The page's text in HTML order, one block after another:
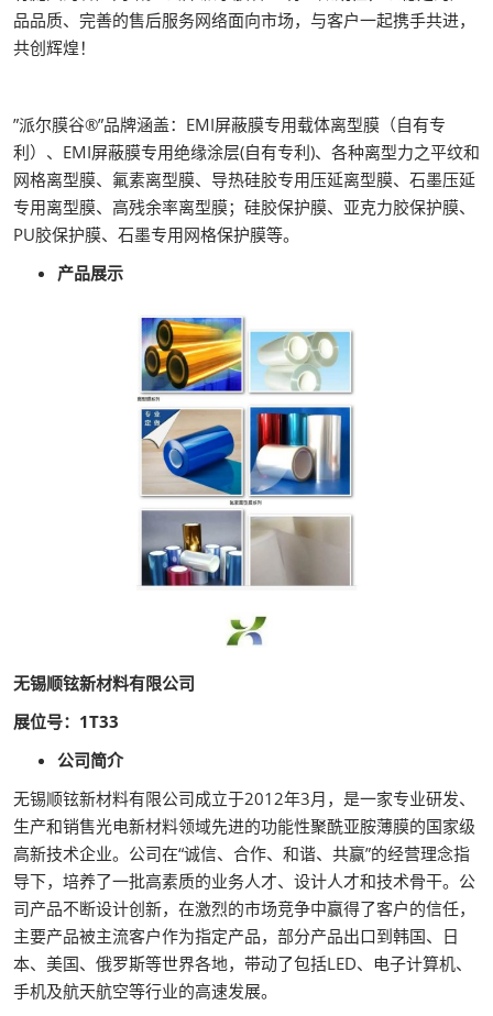
品品质、完善的售后服务网络面向市场，与客户一起携手共进，
共创辉煌！
”派尔膜谷®”品牌涵盖：EMI屏蔽膜专用载体离型膜（自有专
利）、EMI屏蔽膜专用绝缘涂层(自有专利)、各种离型力之平纹和
网格离型膜、氟素离型膜、导热硅胶专用压延离型膜、石墨压延
专用离型膜、高残余率离型膜；硅胶保护膜、亚克力胶保护膜、
PU胶保护膜、石墨专用网格保护膜等。
产品展示
无锡顺铉新材料有限公司
展位号：1T33
公司简介
无锡顺铉新材料有限公司成立于2012年3月，是一家专业研发、
生产和销售光电新材料领域先进的功能性聚酰亚胺薄膜的国家级
高新技术企业。公司在“诚信、合作、和谐、共赢”的经营理念指
导下，培养了一批高素质的业务人才、设计人才和技术骨干。公
司产品不断设计创新，在激烈的市场竞争中赢得了客户的信任，
主要产品被主流客户作为指定产品，部分产品出口到韩国、日
本、美国、俄罗斯等世界各地，带动了包括LED、电子计算机、
手机及航天航空等行业的高速发展。